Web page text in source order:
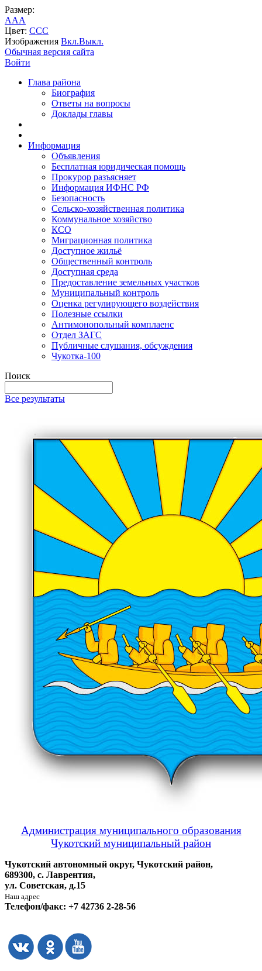
Размер:
AAA
Цвет: CCC
Изображения Вкл.Выкл.
Обычная версия сайта
Войти
Глава района
Биография
Ответы на вопросы
Доклады главы
Информация
Объявления
Бесплатная юридическая помощь
Прокурор разъясняет
Информация ИФНС РФ
Безопасность
Сельско-хозяйственная политика
Коммунальное хозяйство
КСО
Миграционная политика
Доступное жильё
Общественный контроль
Доступная среда
Предоставление земельных участков
Муниципальный контроль
Оценка регулирующего воздействия
Полезные ссылки
Антимонопольный комплаенс
Отдел ЗАГС
Публичные слушания, обсуждения
Чукотка-100
Поиск
Все результаты
Администрация муниципального образования
Чукотский муниципальный район
Чукотский автономный округ, Чукотский район,
689300, с. Лаврентия,
ул. Советская, д.15
Наш адрес
Телефон/факс: +7 42736 2-28-56